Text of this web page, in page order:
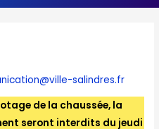
salindres.fr
de la chaussée, la
seront interdits du jeudi